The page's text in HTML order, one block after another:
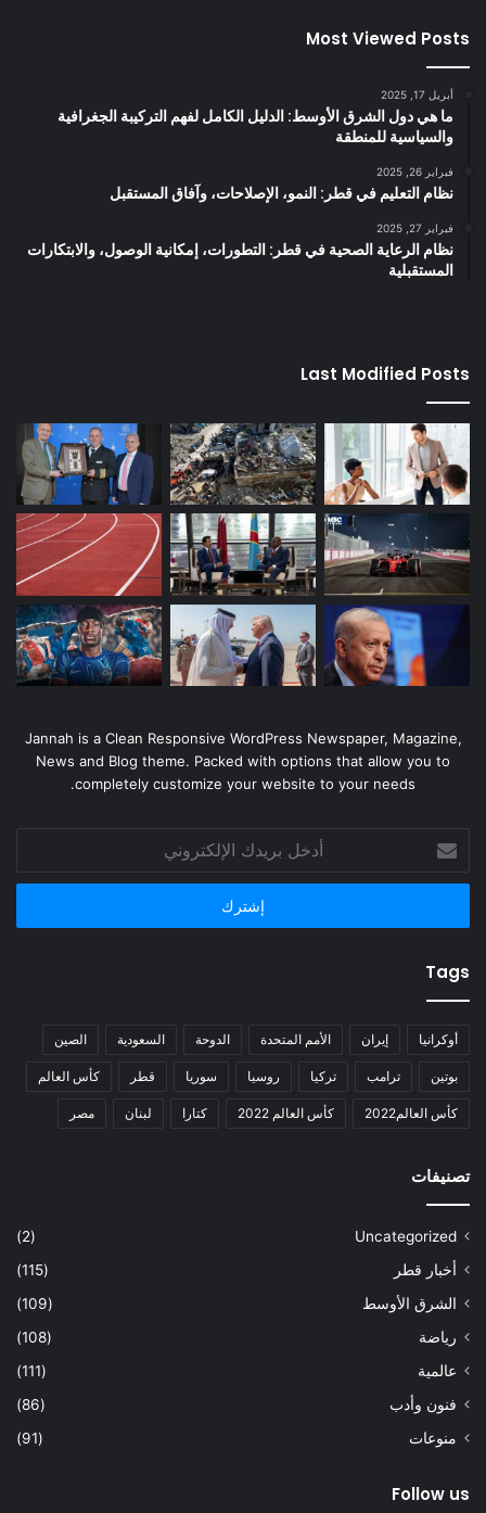
Most Viewed Posts
أبريل 17, 2025
ما هي دول الشرق الأوسط: الدليل الكامل لفهم التركيبة الجغرافية
والسياسية للمنطقة
فبراير 26, 2025
نظام التعليم في قطر: النمو، الإصلاحات، وآفاق المستقبل
فبراير 27, 2025
نظام الرعاية الصحية في قطر: التطورات، إمكانية الوصول، والابتكارات
المستقبلية
Last Modified Posts
Jannah is a Clean Responsive WordPress Newspaper, Magazine,
News and Blog theme. Packed with options that allow you to
completely customize your website to your needs.
أدخل
بريدك
الإلكتروني
Tags
أوكرانيا إيران الأمم المتحدة الدوحة السعودية الصين
بوتين ترامب تركيا روسيا سوريا قطر كأس العالم
كأس العالم2022 كأس العالم 2022 كتارا لبنان مصر
تصنيفات
Uncategorized
(2)
أخبار قطر
(115)
الشرق الأوسط
(109)
رياضة
(108)
عالمية
(111)
فنون وأدب
(86)
منوعات
(91)
Follow us